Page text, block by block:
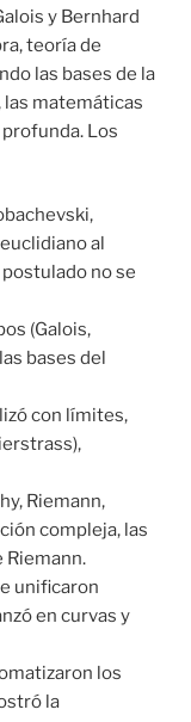
y Bernhard
teoría de
las bases de la
las matemáticas
Los
al
no se
(Galois,
bases del
con límites,
Riemann,
compleja, las
Riemann.
unificaron
en curvas y
los
la